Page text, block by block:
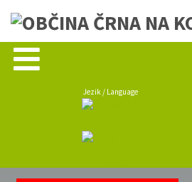
Jezik / Language